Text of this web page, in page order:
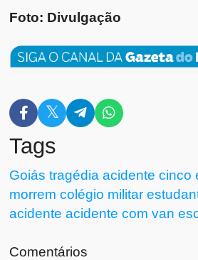
Foto: Divulgação
Tags
Goiás tragédia acidente cinco
morrem colégio militar
acidente acidente com van
Comentários